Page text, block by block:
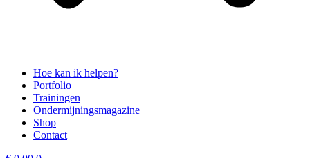
Hoe kan ik helpen?
Portfolio
Trainingen
Ondermijningsmagazine
Shop
Contact